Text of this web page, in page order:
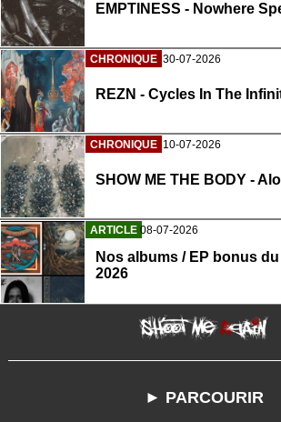
EMPTINESS - Nowhere
CHRONIQUE 30-07-2026
REZN - Cycles In The
CHRONIQUE 10-07-2026
SHOW ME THE BODY -
ARTICLE 08-07-2026
Nos albums / EP bonus
2026
► PARCOURIR